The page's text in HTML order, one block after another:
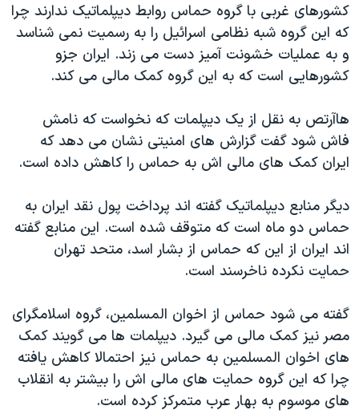
کشورهای غربی با گروه حماس روابط دیپلماتیک ندارند چرا
که این گروه شبه نظامی اسرائیل را به رسمیت نمی شناسد
و به عملیات خشونت آمیز دست می زند. ایران جزو
کشورهایی است که به این گروه کمک مالی می کند.
هاآرتص به نقل از یک دیپلمات که نخواست که نامش
فاش شود گفت گزارش های امنیتی نشان می دهد که
ایران کمک های مالی اش به حماس را کاهش داده است.
دیگر منابع دیپلماتیک گفته اند پرداخت پول نقد ایران به
حماس دو ماه است که متوقف شده است. این منابع گفته
اند ایران از این که حماس از بشار اسد، متحد تهران
حمایت نکرده ناخرسند است.
گفته می شود حماس از اخوان المسلمین، گروه اسلامگرای
مصر نیز کمک مالی می گیرد. دیپلمات ها می گویند کمک
های اخوان المسلمین به حماس نیز احتمالا کاهش یافته
چرا که این گروه حمایت های مالی اش را بیشتر به انقلاب
های موسوم به بهار عرب متمرکز کرده است.